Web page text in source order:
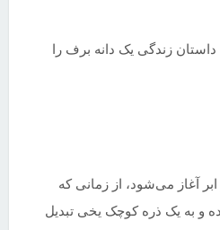
زندگی یک دانه برف را
آغاز می‌شود، از زمانی که
و به یک ذره کوچک یخی تبدیل